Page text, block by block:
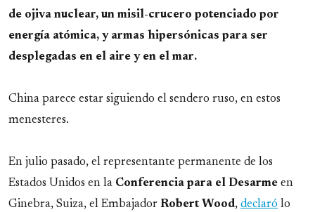
de ojiva nuclear, un misil-crucero potenciado por
energía atómica, y armas hipersónicas para ser
desplegadas en el aire y en el mar.
China parece estar siguiendo el sendero ruso, en estos
menesteres.
En julio pasado, el representante permanente de los
Estados Unidos en la Conferencia para el Desarme en
Ginebra, Suiza, el Embajador Robert Wood, declaró lo